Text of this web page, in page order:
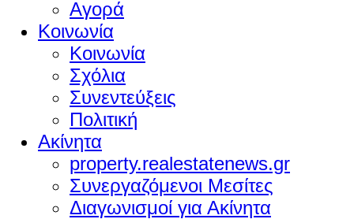
Αγορά
Κοινωνία
Κοινωνία
Σχόλια
Συνεντεύξεις
Πολιτική
Ακίνητα
property.realestatenews.gr
Συνεργαζόμενοι Μεσίτες
Διαγωνισμοί για Ακίνητα